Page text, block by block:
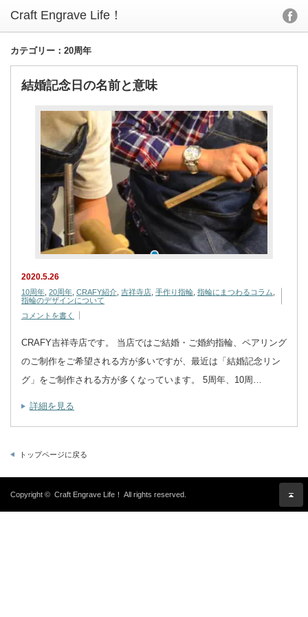
カテゴリー：20周年
結婚記念日の名前と意味
2020.5.26
10周年, 20周年, CRAFY紹介, 吉祥寺店, 手作り指輪, 指輪にまつわるコラム,
指輪のデザインについて
コメントを書く
CRAFY吉祥寺店です。 当店ではご結婚・ご婚約指輪、ペアリング
のご制作をご希望される方が多いですが、最近は「結婚記念リン
グ」をご制作される方が多くなっています。 5周年、10周…
詳細を見る
トップページに戻る
Copyright © Craft Engrave Life！ All rights reserved.